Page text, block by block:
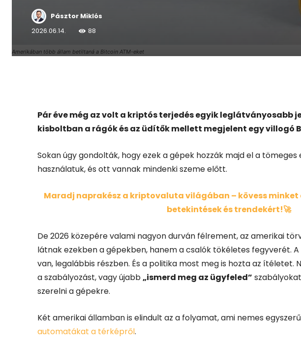
Amerikában több állam betiltaná a Bitcoin ATM-eket
Pásztor Miklós
2026.06.14.
88
Pár éve még az volt a kriptós terjedés egyik leglátványosabb
kisboltban a rágók és az üdítők mellett megjelent egy
Sokan úgy gondolták, hogy ezek a gépek hozzák majd el a
használatuk, és ott vannak mindenki szeme előtt.
Maradj naprakész a kriptovaluta világában – kövess minket
betekintések és trendekért!🚀
De 2026 közepére valami nagyon durván félrement, az amerikai
látnak ezekben a gépekben, hanem a csalók tökéletes fegyverét. A
van, legalábbis részben. És a politika most meg is hozta az ítéletet.
a szabályozást, vagy újabb „ismerd meg az ügyfeled”
szerelni a gépekre.
Két amerikai államban is elindult az a folyamat, ami nemes
automatákat a térképről.